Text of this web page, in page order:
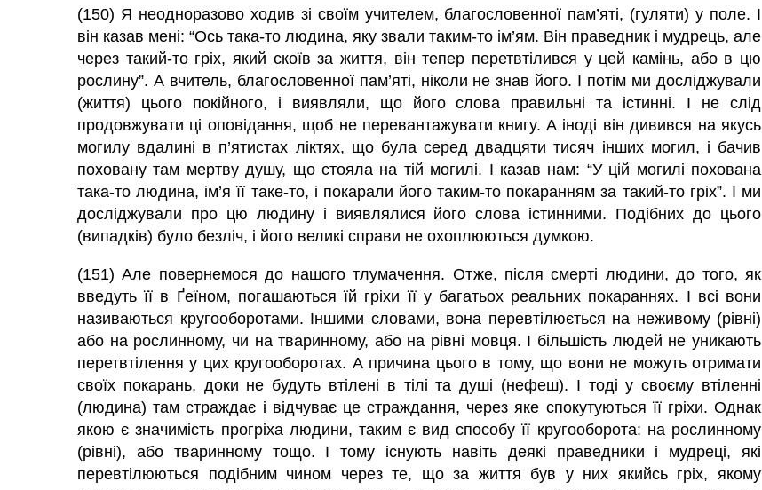
(150) Я неодноразово ходив зі своїм учителем, благословенної пам’яті, (гуляти) у поле. І
він казав мені: “Ось така-то людина, яку звали таким-то ім’ям. Він праведник і мудрець, але
через такий-то гріх, який скоїв за життя, він тепер перетвтілився у цей камінь, або в цю
рослину”. А вчитель, благословенної пам’яті, ніколи не знав його. І потім ми досліджували
(життя) цього покійного, і виявляли, що його слова правильні та істинні. І не слід
продовжувати ці оповідання, щоб не перевантажувати книгу. А іноді він дивився на якусь
могилу вдалині в п’ятистах ліктях, що була серед двадцяти тисяч інших могил, і бачив
поховану там мертву душу, що стояла на тій могилі. І казав нам: “У цій могилі похована
така-то людина, ім’я її таке-то, і покарали його таким-то покаранням за такий-то гріх”. І ми
досліджували про цю людину і виявлялися його слова істинними. Подібних до цього
(випадків) було безліч, і його великі справи не охоплюються думкою.
(151) Але повернемося до нашого тлумачення. Отже, після смерті людини, до того, як
введуть її в Ґеїном, погашаються їй гріхи її у багатьох реальних покараннях. І всі вони
називаються кругооборотами. Іншими словами, вона перевтілюється на неживому (рівні)
або на рослинному, чи на тваринному, або на рівні мовця. І більшість людей не уникають
перетвтілення у цих кругооборотах. А причина цього в тому, що вони не можуть отримати
своїх покарань, доки не будуть втілені в тілі та душі (нефеш). І тоді у своєму втіленні
(людина) там страждає і відчуває це страждання, через яке спокутуються її гріхи. Однак
якою є значимість прогріха людини, таким є вид способу її кругооборота: на рослинному
(рівні), або тваринному тощо. І тому існують навіть деякі праведники і мудреці, які
перевтілюються подібним чином через те, що за життя був у них якийсь гріх, якому